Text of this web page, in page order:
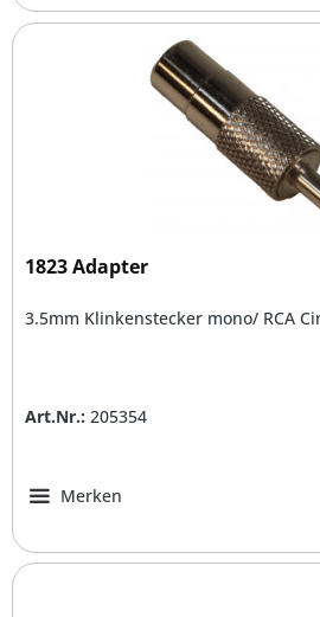
1823 Adapter
3.5mm Klinkenstecker mono/ RCA
Art.Nr.: 205354
Merken